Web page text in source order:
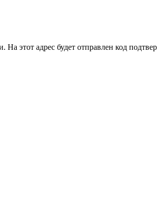
этот адрес будет отправлен код